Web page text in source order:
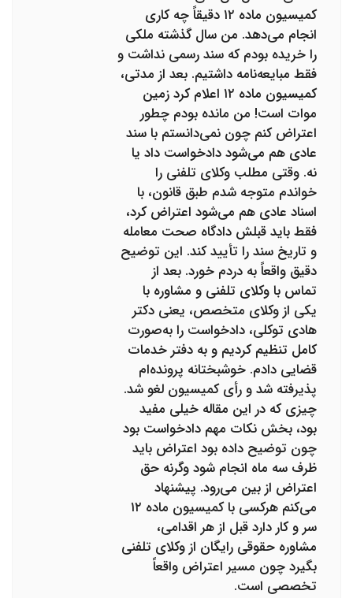
کمیسیون ماده ۱۲ دقیقاً چه کاری
انجام می‌دهد. من سال گذشته ملکی
را خریده بودم که سند رسمی نداشت و
فقط مبایعه‌نامه داشتیم. بعد از مدتی،
کمیسیون ماده ۱۲ اعلام کرد زمین
موات است! من مانده بودم چطور
اعتراض کنم چون نمی‌دانستم با سند
عادی هم می‌شود دادخواست داد یا
نه. وقتی مطلب وکلای تلفنی را
خواندم متوجه شدم طبق قانون، با
اسناد عادی هم می‌شود اعتراض کرد،
فقط باید قبلش دادگاه صحت معامله
و تاریخ سند را تأیید کند. این توضیح
دقیق واقعاً به دردم خورد. بعد از
تماس با وکلای تلفنی و مشاوره با
یکی از وکلای متخصص، یعنی دکتر
هادی توکلی، دادخواست را به‌صورت
کامل تنظیم کردیم و به دفتر خدمات
قضایی دادم. خوشبختانه پرونده‌ام
پذیرفته شد و رأی کمیسیون لغو شد.
چیزی که در این مقاله خیلی مفید
بود، بخش نکات مهم دادخواست بود
چون توضیح داده بود اعتراض باید
ظرف سه ماه انجام شود وگرنه حق
اعتراض از بین می‌رود. پیشنهاد
می‌کنم هرکسی با کمیسیون ماده ۱۲
سر و کار دارد قبل از هر اقدامی،
مشاوره حقوقی رایگان از وکلای تلفنی
بگیرد چون مسیر اعتراض واقعاً
تخصصی است.